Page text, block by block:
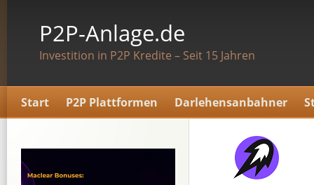
P2P-Anlage.de
Investition in P2P Kredite – Seit 15 Jahren
Start P2P Plattformen Darlehensanbahner